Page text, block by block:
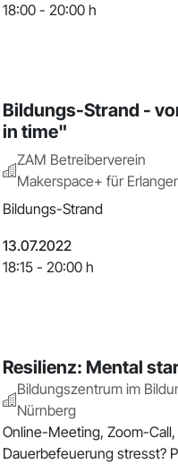
18:00 - 20:00 h
Bildungs-Strand -
in time"
ZAM Betreiberverein
Makerspace+ für
Bildungs-Strand
13.07.2022
18:15 - 20:00 h
Resilienz: Mental
Bildungszentrum im
Nürnberg
Online-Meeting, Zoom-
Dauerbefeuerung stresst?